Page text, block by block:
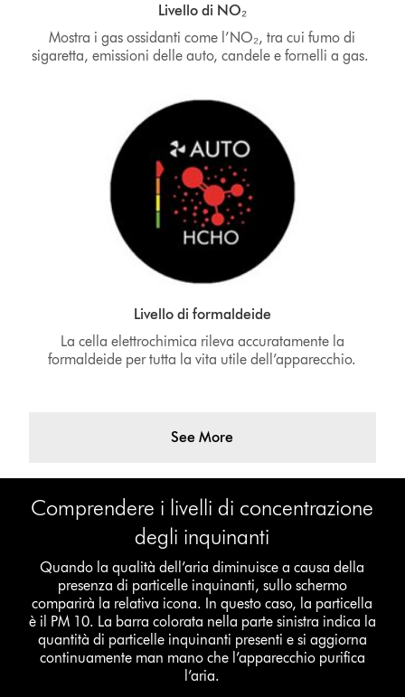
Livello di NO₂
Mostra i gas ossidanti come l’NO₂, tra cui fumo di
sigaretta, emissioni delle auto, candele e fornelli a gas.
Livello di formaldeide
La cella elettrochimica rileva accuratamente la
formaldeide per tutta la vita utile dell’apparecchio.
See More
Comprendere i livelli di concentrazione
degli inquinanti
Quando la qualità dell’aria diminuisce a causa della
presenza di particelle inquinanti, sullo schermo
comparirà la relativa icona. In questo caso, la particella
è il PM 10. La barra colorata nella parte sinistra indica la
quantità di particelle inquinanti presenti e si aggiorna
continuamente man mano che l’apparecchio purifica
l’aria.